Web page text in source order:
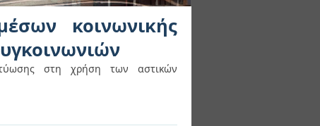
κοινωνικής
στη χρήση των αστικών